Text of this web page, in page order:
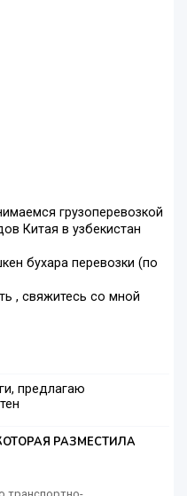
грузоперевозкой
Китая в узбекистан
бухара перевозки (по
, свяжитесь со мной
предлагаю
РАЗМЕСТИЛА